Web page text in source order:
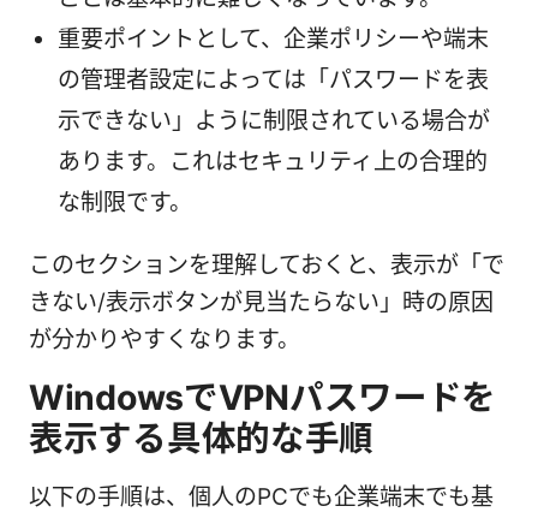
重要ポイントとして、企業ポリシーや端末
の管理者設定によっては「パスワードを表
示できない」ように制限されている場合が
あります。これはセキュリティ上の合理的
な制限です。
このセクションを理解しておくと、表示が「で
きない/表示ボタンが見当たらない」時の原因
が分かりやすくなります。
WindowsでVPNパスワードを
表示する具体的な手順
以下の手順は、個人のPCでも企業端末でも基